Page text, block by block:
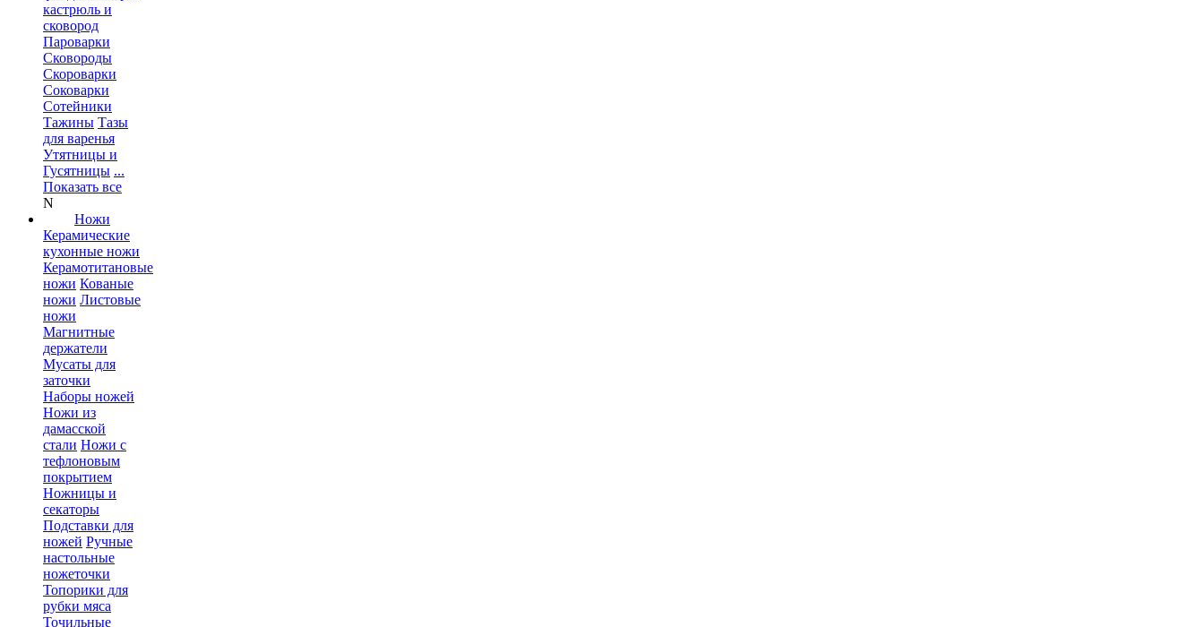
кастрюль и
сковород
Пароварки
Сковороды
Скороварки
Соковарки
Сотейники
Тажины Тазы
для варенья
Утятницы и
Гусятницы ...
Показать все
N
Ножи
Керамические
кухонные ножи
Керамотитановые
ножи Кованые
ножи Листовые
ножи
Магнитные
держатели
Мусаты для
заточки
Наборы ножей
Ножи из
дамасской
стали Ножи с
тефлоновым
покрытием
Ножницы и
секаторы
Подставки для
ножей Ручные
настольные
ножеточки
Топорики для
рубки мяса
Точильные